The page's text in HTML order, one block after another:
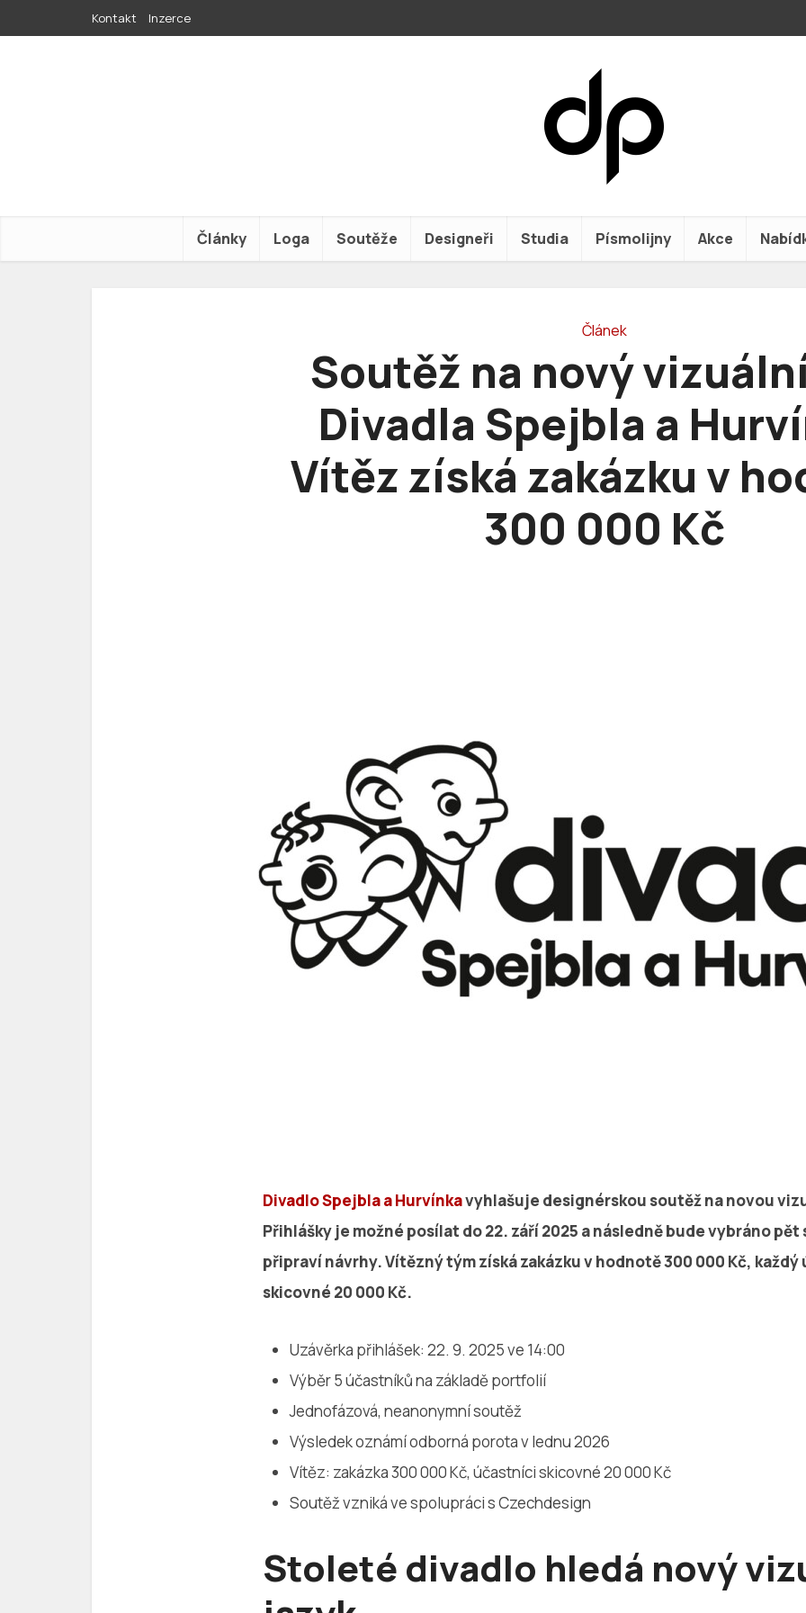
Kontakt Inzerce
Články Loga Soutěže Designeři Studia Písmolijny Akce
Článek
Soutěž na nový
Divadla Spejbla a
Vítěz získá zakázku v
300 000 Kč
Divadlo Spejbla a Hurvínkavyhlašuje designérskou soutěž na novou
Přihlášky je možné posílat do 22. září 2025 a následně bude vybráno
připraví návrhy. Vítězný tým získá zakázku v hodnotě 300 000 Kč,
skicovné 20 000 Kč.
Uzávěrka přihlášek: 22. 9. 2025 ve 14:00
Výběr 5 účastníků na základě portfolií
Jednofázová, neanonymní soutěž
Výsledek oznámí odborná porota v lednu 2026
Vítěz: zakázka 300 000 Kč, účastníci skicovné 20 000 Kč
Soutěž vzniká ve spolupráci s Czechdesign
Stoleté divadlo hledá nový